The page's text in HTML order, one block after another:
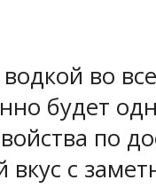
во
будет
по
вкус с